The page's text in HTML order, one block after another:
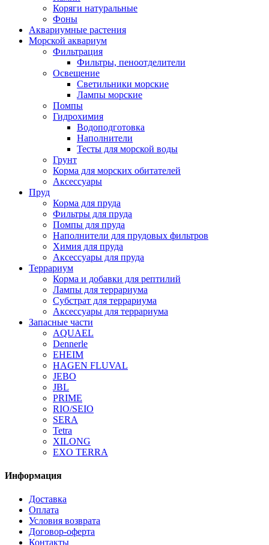
Коряги натуральные
Фоны
Аквариумные растения
Морской аквариум
Фильтрация
Фильтры, пеноотделители
Освещение
Светильники морские
Лампы морские
Помпы
Гидрохимия
Водоподготовка
Наполнители
Тесты для морской воды
Грунт
Корма для морских обитателей
Аксессуары
Пруд
Корма для пруда
Фильтры для пруда
Помпы для пруда
Наполнители для прудовых фильтров
Химия для пруда
Аксессуары для пруда
Террариум
Корма и добавки для рептилий
Лампы для террариума
Субстрат для террариума
Аксессуары для террариума
Запасные части
AQUAEL
Dennerle
EHEIM
HAGEN FLUVAL
JEBO
JBL
PRIME
RIO/SEIO
SERA
Tetra
XILONG
EXO TERRA
Информация
Доставка
Оплата
Условия возврата
Договор-оферта
Контакты